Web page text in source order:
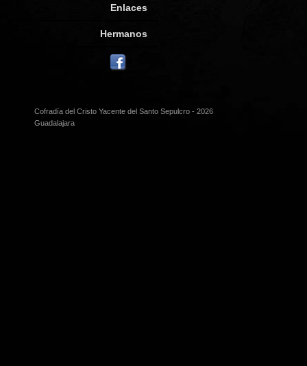
Enlaces
Hermanos
Cofradía del Cristo Yacente del Santo Sepulcro - 2026
Guadalajara